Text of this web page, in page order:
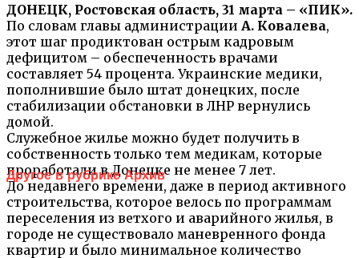
ДОНЕЦК, Ростовская область, 31 марта – «ПИК».
По словам главы администрации А. Ковалева,
этот шаг продиктован острым кадровым
дефицитом – обеспеченность врачами
составляет 54 процента. Украинские медики,
пополнившие было штат донецких, после
стабилизации обстановки в ЛНР вернулись
домой.
Служебное жилье можно будет получить в
собственность только тем медикам, которые
проработали в Донецке не менее 7 лет.
До недавнего времени, даже в период активного
строительства, которое велось по программам
переселения из ветхого и аварийного жилья, в
городе не существовало маневренного фонда
квартир и было минимальное количество
Другое в рубрике Архив